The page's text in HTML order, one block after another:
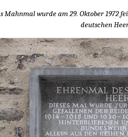
Mahnmal wurde am 29. Oktober 1972
deutschen